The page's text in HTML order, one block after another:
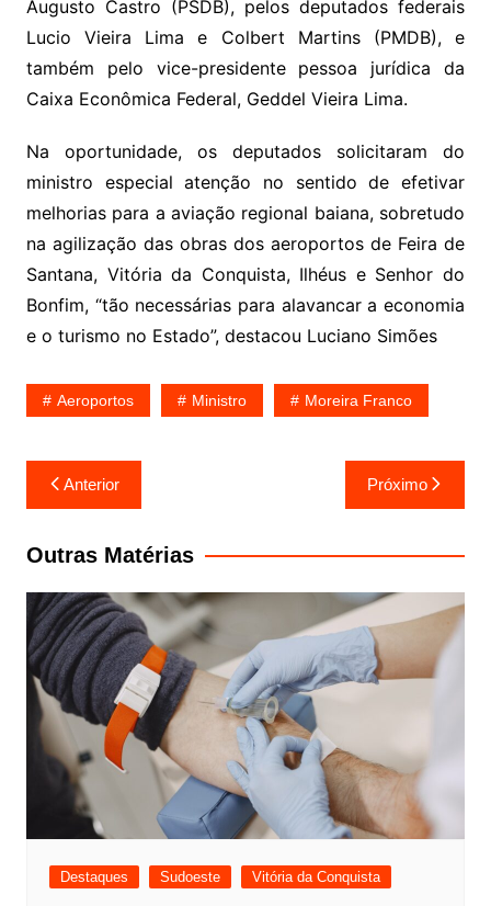
Augusto Castro (PSDB), pelos deputados federais
Lucio Vieira Lima e Colbert Martins (PMDB), e
também pelo vice-presidente pessoa jurídica da
Caixa Econômica Federal, Geddel Vieira Lima.
Na oportunidade, os deputados solicitaram do
ministro especial atenção no sentido de efetivar
melhorias para a aviação regional baiana, sobretudo
na agilização das obras dos aeroportos de Feira de
Santana, Vitória da Conquista, Ilhéus e Senhor do
Bonfim, “tão necessárias para alavancar a economia
e o turismo no Estado”, destacou Luciano Simões
Aeroportos Ministro Moreira Franco
Navegação
de
Post
Anterior Próximo
Outras Matérias
Destaques Sudoeste Vitória da Conquista